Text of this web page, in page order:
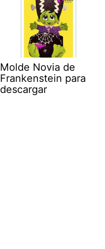
Molde Novia de
Frankenstein para
descargar